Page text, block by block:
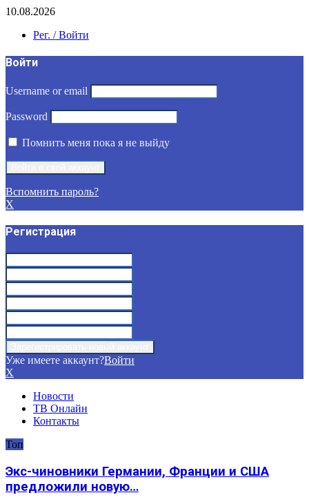
10.08.2026
Рег. / Войти
Войти
Username or email
Password
Помнить меня пока я не выйду
Вспомнить пароль?
X
Регистрация
Уже имеете аккаунт?Войти
X
Новости
ТВ Онлайн
Контакты
Топ
Экс-чиновники Германии, Франции и США
предложили новую…